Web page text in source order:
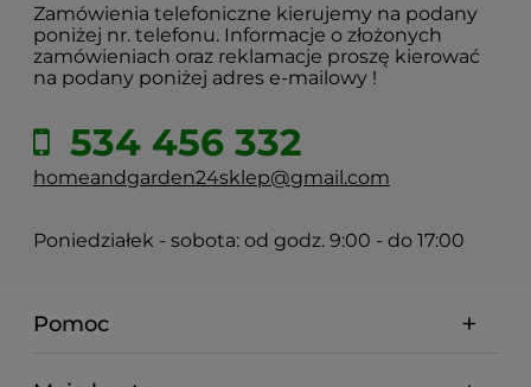
Zamówienia telefoniczne kierujemy na podany
poniżej nr. telefonu. Informacje o złożonych
zamówieniach oraz reklamacje proszę kierować
na podany poniżej adres e-mailowy !
534 456 332
homeandgarden24sklep@gmail.com
Poniedziałek - sobota: od godz. 9:00 - do 17:00
Pomoc